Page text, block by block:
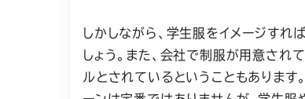
しかしながら、学生服をイメージすれ
しょう。また、会社で制服が用意され
ルとされているということもあります